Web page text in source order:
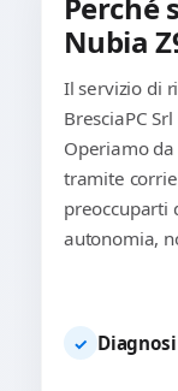
Perché
Nubia
Il servizio di
BresciaPC
Operiamo
tramite
preoccuparti
autonomia,
✓